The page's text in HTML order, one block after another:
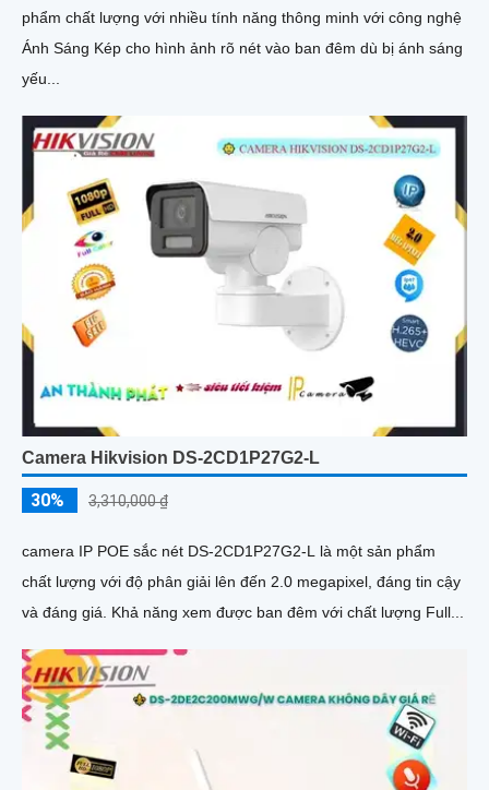
phẩm chất lượng với nhiều tính năng thông minh với công nghệ
Ánh Sáng Kép cho hình ảnh rõ nét vào ban đêm dù bị ánh sáng
yếu...
Camera Hikvision DS-2CD1P27G2-L
30% 3,310,000 ₫
camera IP POE sắc nét DS-2CD1P27G2-L là một sản phẩm
chất lượng với độ phân giải lên đến 2.0 megapixel, đáng tin cậy
và đáng giá. Khả năng xem được ban đêm với chất lượng Full...